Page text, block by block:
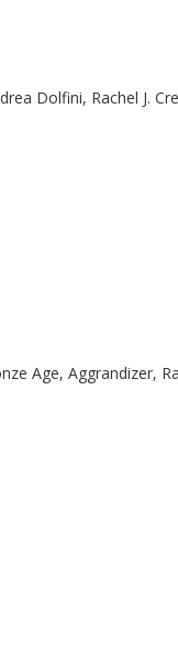
Dolfini, Rachel J.
Age, Aggrandizer,